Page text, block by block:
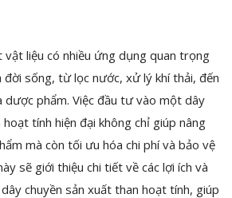
vật liệu có nhiều ứng dụng quan trọng
sống, từ lọc nước, xử lý khí thải, đến
dược phẩm. Việc đầu tư vào một dây
tính hiện đại không chỉ giúp nâng
mà còn tối ưu hóa chi phí và bảo vệ
sẽ giới thiệu chi tiết về các lợi ích và
chuyền sản xuất than hoạt tính, giúp